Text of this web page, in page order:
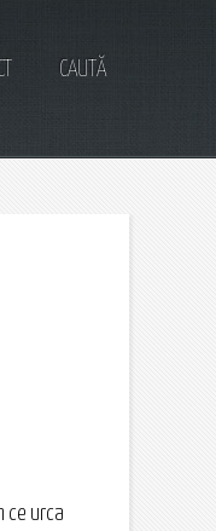
CAUTĂ
ce urca